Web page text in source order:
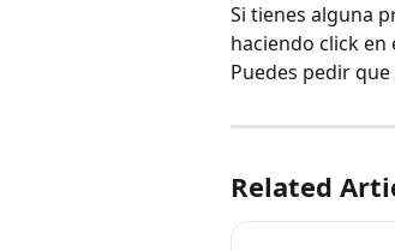
Si tienes alguna
haciendo click
Puedes pedir
Related